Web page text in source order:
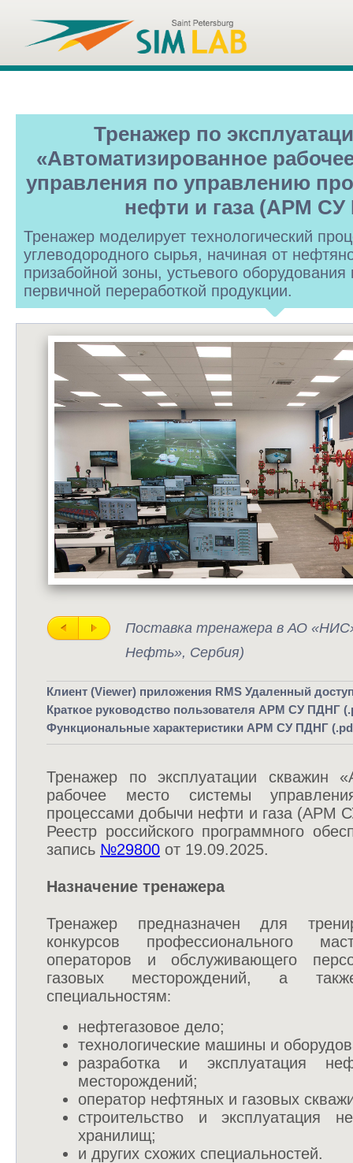
Тренажер по
«Автоматизированное
управления по управлению
нефти и газа (АРМ
Тренажер моделирует технологический
углеводородного сырья, начиная от
призабойной зоны, устьевого оборудования
первичной переработкой продукции.
Поставка тренажера в АО
Нефть», Сербия)
Клиент (Viewer) приложения RMS Удаленный
Краткое руководство пользователя АРМ СУ ПДНГ
Функциональные характеристики АРМ СУ ПДНГ
Тренажер по эксплуатации скважин
рабочее место системы
процессами добычи нефти и газа (АРМ
Реестр российского программного
запись №29800 от 19.09.2025.
Назначение тренажера
Тренажер предназначен для
конкурсов профессионального
операторов и обслуживающего
газовых месторождений, а
специальностям:
нефтегазовое дело;
технологические машины и
разработка и эксплуатация
месторождений;
оператор нефтяных и газовых
строительство и эксплуатация
хранилищ;
и других схожих специальностей.